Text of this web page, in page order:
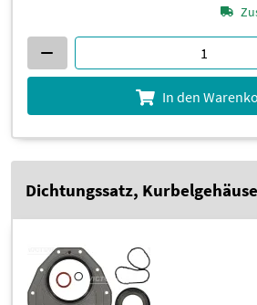
In den
Dichtungssatz,